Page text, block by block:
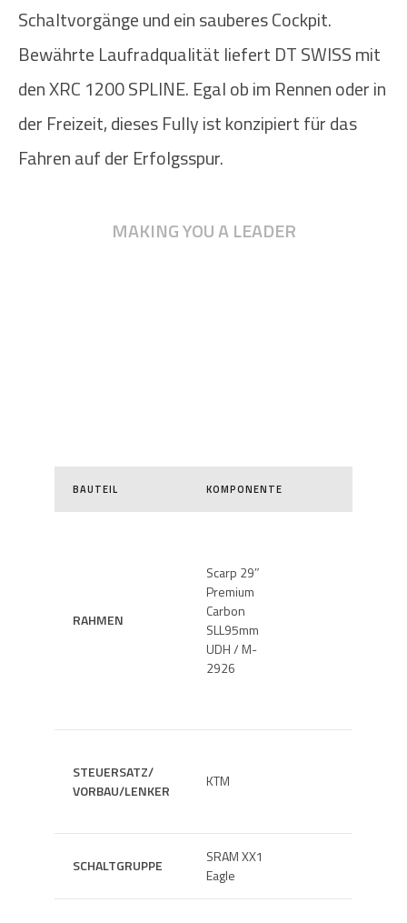
Schaltvorgänge und ein sauberes Cockpit.
Bewährte Laufradqualität liefert DT SWISS mit
den XRC 1200 SPLINE. Egal ob im Rennen oder in
der Freizeit, dieses Fully ist konzipiert für das
Fahren auf der Erfolgsspur.
MAKING YOU A LEADER
BAUTEIL KOMPONENTE
RAHMEN
Scarp 29″
Premium
Carbon
SLL95mm
UDH / M-
2926
STEUERSATZ/
VORBAU/LENKER
KTM
SCHALTGRUPPE
SRAM XX1
Eagle